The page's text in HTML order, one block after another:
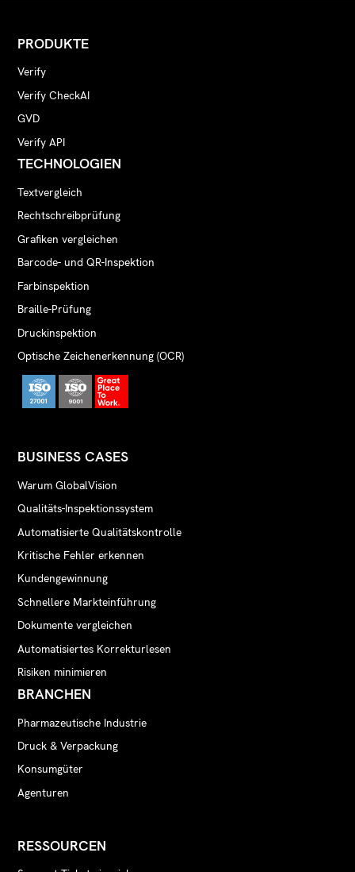
PRODUKTE
Verify
Verify CheckAI
GVD
Verify API
TECHNOLOGIEN
Textvergleich
Rechtschreibprüfung
Grafiken vergleichen
Barcode- und QR-Inspektion
Farbinspektion
Braille-Prüfung
Druckinspektion
Optische Zeichenerkennung (OCR)
BUSINESS CASES
Warum GlobalVision
Qualitäts-Inspektionssystem
Automatisierte Qualitätskontrolle
Kritische Fehler erkennen
Kundengewinnung
Schnellere Markteinführung
Dokumente vergleichen
Automatisiertes Korrekturlesen
Risiken minimieren
BRANCHEN
Pharmazeutische Industrie
Druck & Verpackung
Konsumgüter
Agenturen
RESSOURCEN